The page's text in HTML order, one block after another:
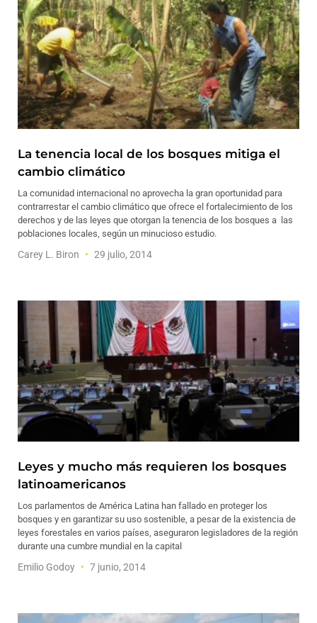
La tenencia local de los bosques mitiga el
cambio climático
La comunidad internacional no aprovecha la gran oportunidad para
contrarrestar el cambio climático que ofrece el fortalecimiento de los
derechos y de las leyes que otorgan la tenencia de los bosques a las
poblaciones locales, según un minucioso estudio.
Carey L. Biron 29 julio, 2014
Leyes y mucho más requieren los bosques
latinoamericanos
Los parlamentos de América Latina han fallado en proteger los
bosques y en garantizar su uso sostenible, a pesar de la existencia de
leyes forestales en varios países, aseguraron legisladores de la región
durante una cumbre mundial en la capital
Emilio Godoy 7 junio, 2014